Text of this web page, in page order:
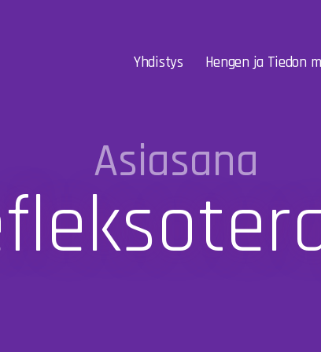
Yhdistys Hengen ja Tiedon
Asiasana